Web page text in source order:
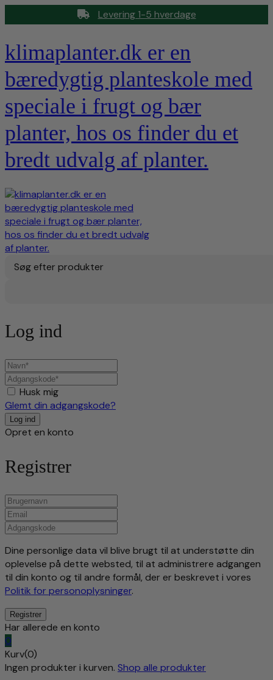
Levering 1-5 hverdage
klimaplanter.dk er en
bæredygtig planteskole med
speciale i frugt og bær
planter, hos os finder du et
bredt udvalg af planter.
Søg efter produkter
Log ind
Husk mig
Glemt din adgangskode?
Opret en konto
Registrer
Dine personlige data vil blive brugt til at understøtte din
oplevelse på dette websted, til at administrere adgangen
til din konto og til andre formål, der er beskrevet i vores
Politik for personoplysninger.
Har allerede en konto
0
Kurv(0)
Ingen produkter i kurven. Shop alle produkter